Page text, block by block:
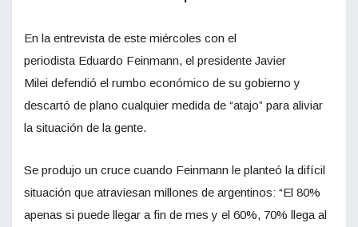
En la entrevista de este miércoles con el
periodista Eduardo Feinmann, el presidente Javier
Milei defendió el rumbo económico de su gobierno y
descartó de plano cualquier medida de “atajo” para aliviar
la situación de la gente.
Se produjo un cruce cuando Feinmann le planteó la difícil
situación que atraviesan millones de argentinos: “El 80%
apenas si puede llegar a fin de mes y el 60%, 70% llega al